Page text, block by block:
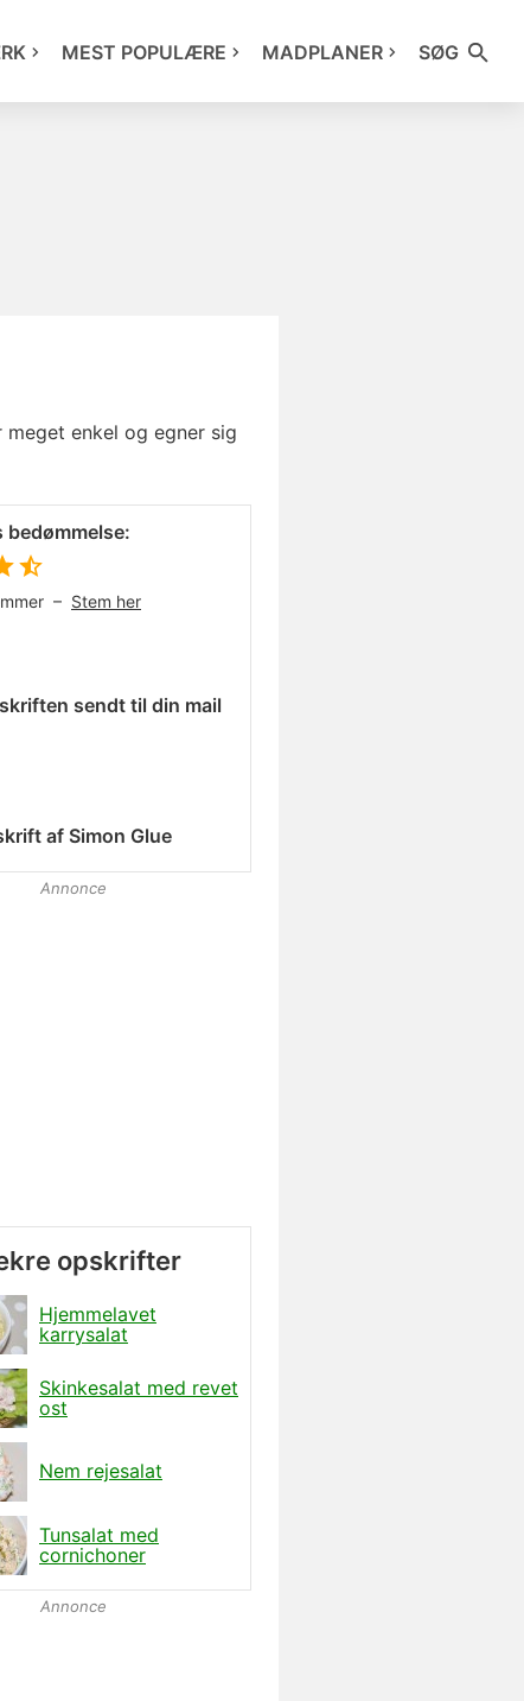
MEST POPULÆRE MADPLANER SØG
enkel og egner sig
bedømmelse:
– Stem her
sendt til din mail
af Simon Glue
Annonce
opskrifter
Hjemmelavet
karrysalat
Skinkesalat med revet
ost
Nem rejesalat
Tunsalat med
cornichoner
Annonce